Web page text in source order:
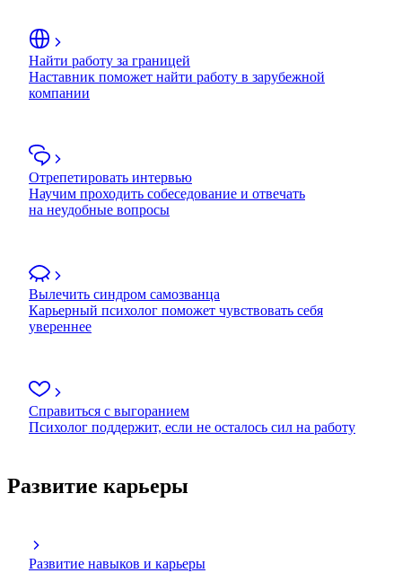
Найти работу за границей
Наставник поможет найти работу в зарубежной
компании
Отрепетировать интервью
Научим проходить собеседование и отвечать
на неудобные вопросы
Вылечить синдром самозванца
Карьерный психолог поможет чувствовать себя
увереннее
Справиться с выгоранием
Психолог поддержит, если не осталось сил на работу
Развитие карьеры
Развитие навыков и карьеры